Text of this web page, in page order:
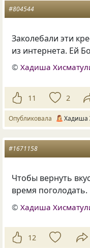
#804544
Заколебали эти
из интернета. Ей
©Хадиша
11 2
Опубликовала Хадиша
#1671158
Чтобы вернуть
время поголодать.
©Хадиша
12